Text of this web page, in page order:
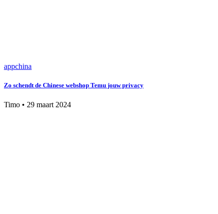
appchina
Zo schendt de Chinese webshop Temu jouw privacy
Timo • 29 maart 2024